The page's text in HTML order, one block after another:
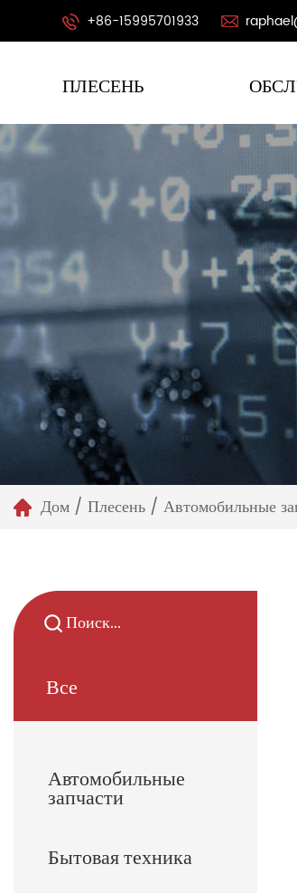
+86-15995701933
ПЛЕСЕНЬ
Дом / Плесень / Автомобильные
Все
Автомобильные
запчасти
Бытовая техника